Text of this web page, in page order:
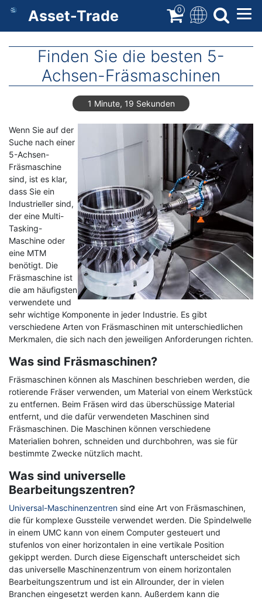
Direkt
Inhalt
Asset-Trade 0
Finden Sie die besten 5-
Achsen-Fräsmaschinen
1 Minute, 19 Sekunden
Wenn Sie auf der
Suche nach einer
5-Achsen-
Fräsmaschine
sind, ist es klar,
dass Sie ein
Industrieller sind,
der eine Multi-
Tasking-
Maschine oder
eine MTM
benötigt. Die
Fräsmaschine ist
die am häufigsten
verwendete und
sehr wichtige Komponente in jeder Industrie. Es gibt
verschiedene Arten von Fräsmaschinen mit unterschiedlichen
Merkmalen, die sich nach den jeweiligen Anforderungen richten.
Was sind Fräsmaschinen?
Fräsmaschinen können als Maschinen beschrieben werden, die
rotierende Fräser verwenden, um Material von einem Werkstück
zu entfernen. Beim Fräsen wird das überschüssige Material
entfernt, und die dafür verwendeten Maschinen sind
Fräsmaschinen. Die Maschinen können verschiedene
Materialien bohren, schneiden und durchbohren, was sie für
bestimmte Zwecke nützlich macht.
Was sind universelle
Bearbeitungszentren?
Universal-Maschinenzentren sind eine Art von Fräsmaschinen,
die für komplexe Gussteile verwendet werden. Die Spindelwelle
in einem UMC kann von einem Computer gesteuert und
stufenlos von einer horizontalen in eine vertikale Position
gekippt werden. Durch diese Eigenschaft unterscheidet sich
das universelle Maschinenzentrum von einem horizontalen
Bearbeitungszentrum und ist ein Allrounder, der in vielen
Branchen eingesetzt werden kann. Außerdem kann die